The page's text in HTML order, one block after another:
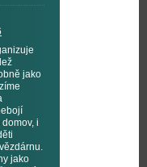
jako
i
jako